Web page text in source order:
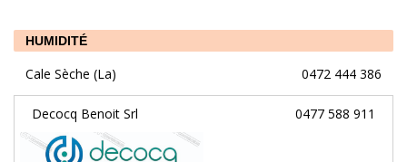
HUMIDITÉ
Cale Sèche (La) 0472 444 386
Decocq Benoit Srl 0477 588 911